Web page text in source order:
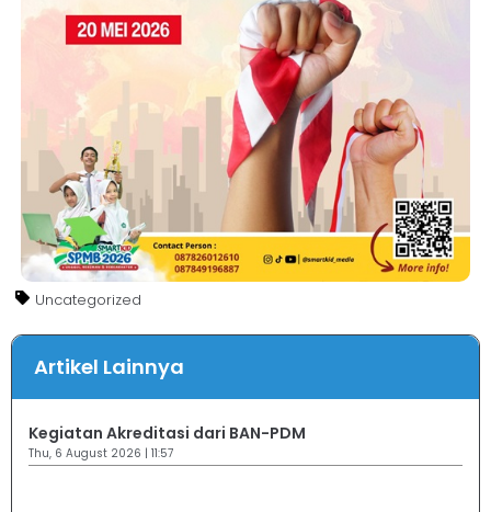
Uncategorized
Artikel Lainnya
Kegiatan Akreditasi dari BAN-PDM
Thu, 6 August 2026 | 11:57